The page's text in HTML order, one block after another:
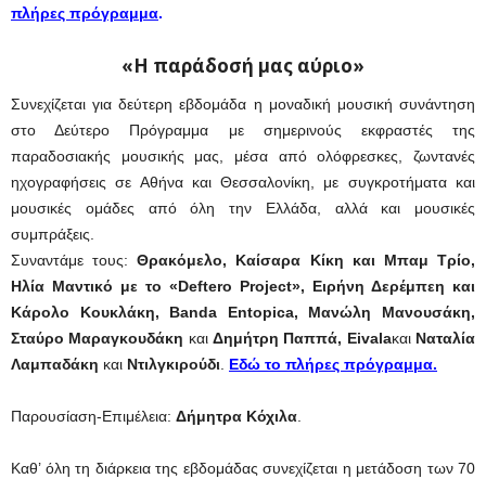
πλήρες πρόγραμμα.
«Η παράδοσή μας αύριο»
Συνεχίζεται για δεύτερη εβδομάδα η μοναδική μουσική συνάντηση
στο Δεύτερο Πρόγραμμα με σημερινούς εκφραστές της
παραδοσιακής μουσικής μας, μέσα από ολόφρεσκες, ζωντανές
ηχογραφήσεις σε Αθήνα και Θεσσαλονίκη, με συγκροτήματα και
μουσικές ομάδες από όλη την Ελλάδα, αλλά και μουσικές
συμπράξεις.
Συναντάμε τους:Θρακόμελο, Καίσαρα Κίκη και Μπαμ Τρίο,
Ηλία Μαντικό με το «Deftero Project», Ειρήνη Δερέμπεη και
Κάρολο Κουκλάκη, Banda Entopica, Μανώλη Μανουσάκη,
Σταύρο Μαραγκουδάκη καιΔημήτρη Παππά, Eivalaκαι Ναταλία
Λαμπαδάκη και Ντιλγκιρούδι Εδώ το πλήρες πρόγραμμα.
Παρουσίαση-Επιμέλεια: Δήμητρα Κόχιλα
Καθ’ όλη τη διάρκεια της εβδομάδας συνεχίζεται η μετάδοση των 70